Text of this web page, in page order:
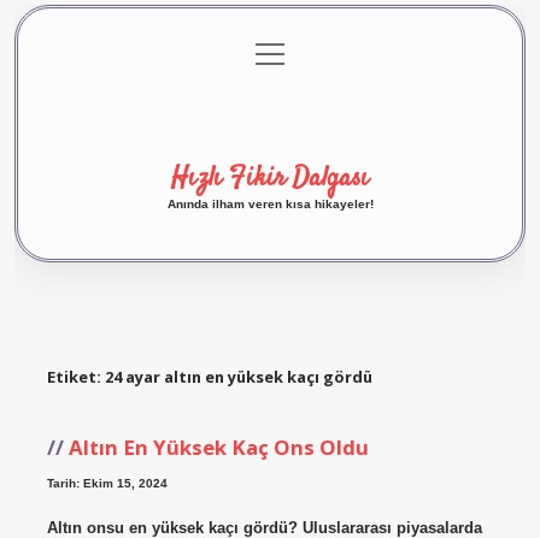
Gizlilik Politikası
menüyü
aç
Hızlı Fikir Dalgası
Anında ilham veren kısa hikayeler!
Etiket: 24 ayar altın en yüksek kaçı gördü
Altın En Yüksek Kaç Ons Oldu
Tarih: Ekim 15, 2024
Altın onsu en yüksek kaçı gördü? Uluslararası piyasalarda